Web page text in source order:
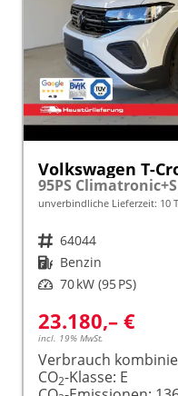
Volkswagen T-
unverbindliche Lieferzeit: 10
Fahrzeugnr. 64044
Kraftstoff Benzin
Leistung 70 kW (95 PS)
23.180,– €
incl. 19% MwSt.
Verbrauch
CO2-Klasse: E